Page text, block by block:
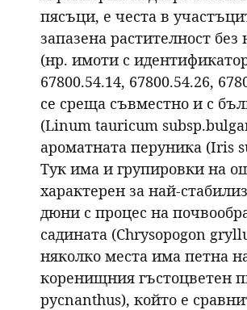
пясъци, е честа в
запазена растителност
(нр. имоти с
67800.54.14, 67800.54.26,
се среща съвместно и с
(Linum tauricum
ароматната перуника (Iris
Тук има и групировки на
характерен за най-
дюни с процес на
садината (Chrysopogon
няколко места има петна
коренищния гъстоцветен
pycnanthus), който е